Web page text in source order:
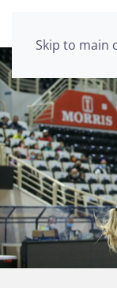
Skip to main